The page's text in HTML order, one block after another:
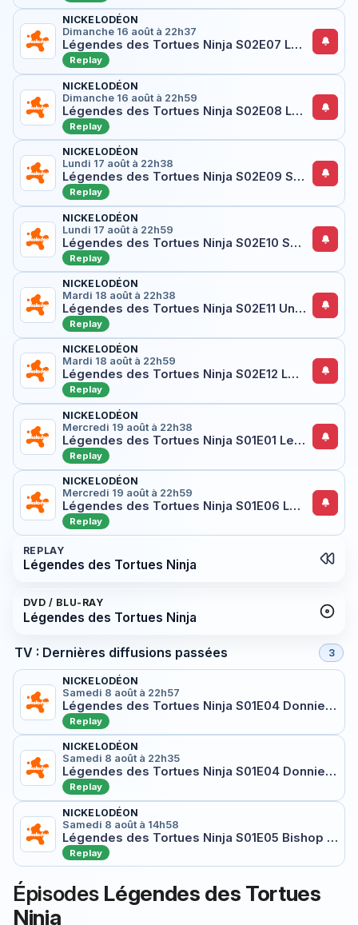
NICKELODÉON
Dimanche 16 août à 22h37
Légendes des Tortues Ninja S02E07 Le Ninja de la Nuit
Replay
NICKELODÉON
Dimanche 16 août à 22h59
Légendes des Tortues Ninja S02E08 Le retour du Ninja de la Nuit
Replay
NICKELODÉON
Lundi 17 août à 22h38
Légendes des Tortues Ninja S02E09 Scratch se fait les griffes
Replay
NICKELODÉON
Lundi 17 août à 22h59
Légendes des Tortues Ninja S02E10 Sauver Rod
Replay
NICKELODÉON
Mardi 18 août à 22h38
Légendes des Tortues Ninja S02E11 Une famille de suspects
Replay
NICKELODÉON
Mardi 18 août à 22h59
Légendes des Tortues Ninja S02E12 Le Géant de vase
Replay
NICKELODÉON
Mercredi 19 août à 22h38
Légendes des Tortues Ninja S01E01 Leonardo se bat tout seul
Replay
NICKELODÉON
Mercredi 19 août à 22h59
Légendes des Tortues Ninja S01E06 La nuit des Méchazoïdes
Replay
REPLAY
Légendes des Tortues Ninja
DVD / BLU-RAY
Légendes des Tortues Ninja
TV : Dernières diffusions passées 3
NICKELODÉON
Samedi 8 août à 22h57
Légendes des Tortues Ninja S01E04 Donnie ne lâche rien
Replay
NICKELODÉON
Samedi 8 août à 22h35
Légendes des Tortues Ninja S01E04 Donnie ne lâche rien
Replay
NICKELODÉON
Samedi 8 août à 14h58
Légendes des Tortues Ninja S01E05 Bishop passe à l'action
Replay
Épisodes Légendes des Tortues
Ninja